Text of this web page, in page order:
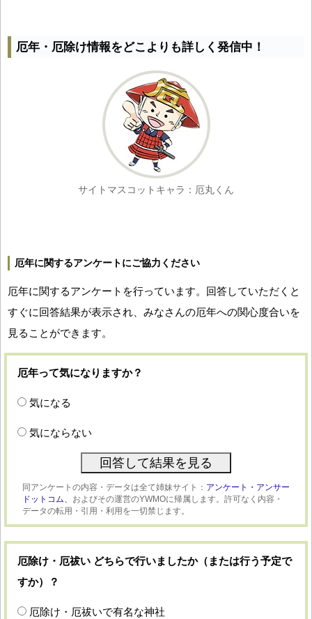
厄年・厄除け情報をどこよりも詳しく発信中！
サイトマスコットキャラ：厄丸くん
厄年に関するアンケートにご協力ください
厄年に関するアンケートを行っています。回答していただくと
すぐに回答結果が表示され、みなさんの厄年への関心度合いを
見ることができます。
厄年って気になりますか？
気になる
気にならない
同アンケートの内容・データは全て姉妹サイト： アンケート・アンサー
ドットコム、 およびその運営のYWMOに帰属します。許可なく内容・
データの転用・引用・利用を一切禁じます。
厄除け・厄祓い どちらで行いましたか（または行う予定で
すか）？
厄除け・厄祓いで有名な神社